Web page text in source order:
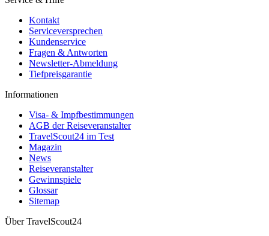
Kontakt
Serviceversprechen
Kundenservice
Fragen & Antworten
Newsletter-Abmeldung
Tiefpreisgarantie
Informationen
Visa- & Impfbestimmungen
AGB der Reiseveranstalter
TravelScout24 im Test
Magazin
News
Reiseveranstalter
Gewinnspiele
Glossar
Sitemap
Über TravelScout24